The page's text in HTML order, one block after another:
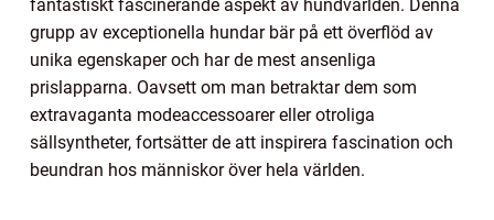
fantastiskt fascinerande aspekt av hundvärlden. Denna
grupp av exceptionella hundar bär på ett överflöd av
unika egenskaper och har de mest ansenliga
prislapparna. Oavsett om man betraktar dem som
extravaganta modeaccessoarer eller otroliga
sällsyntheter, fortsätter de att inspirera fascination och
beundran hos människor över hela världen.